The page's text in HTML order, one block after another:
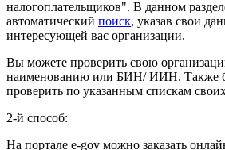
налогоплательщиков". В данном
автоматический поиск, указав свои
интересующей вас организации.
Вы можете проверить свою
наименованию или БИН/ ИИН. Также
проверить по указанным спискам
2-й способ:
На портале e-gov можно заказать